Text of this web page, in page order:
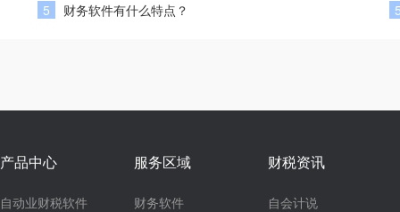
5 财务软件有什么特点？
产品中心
自动业财税软件
服务区域
财务软件
财税资讯
自会计说